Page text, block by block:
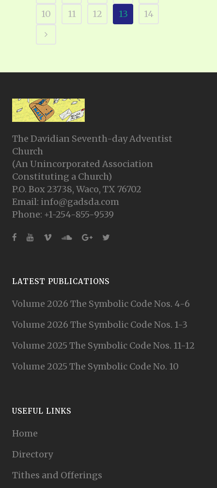
10
11 12 13 14
The Davidian Seventh-day Adventist
Church
(An Unincorporated Association
Constituting a Church)
P.O. Box 23738, Waco, TX 76702
Email: info@gadsda.com
Phone: +1-254-855-9539
LATEST PUBLICATIONS
Volume 2026 The Symbolic Code Nos. 4-6
Volume 2026 The Symbolic Code Nos. 1-3
Volume 2025 The Symbolic Code Nos. 11-12
Volume 2025 The Symbolic Code No. 10
USEFUL LINKS
Home
Directory
Tithes and Offerings